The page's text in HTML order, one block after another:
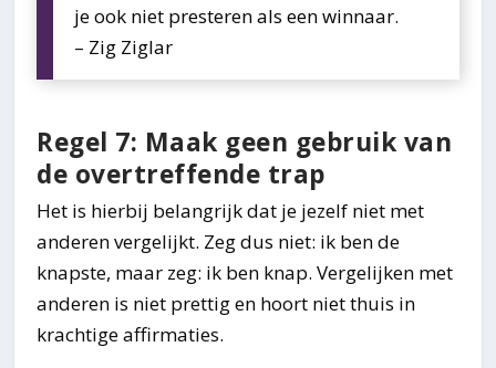
je ook niet presteren als een winnaar.
– Zig Ziglar
Regel 7: Maak geen gebruik van
de overtreffende trap
Het is hierbij belangrijk dat je jezelf niet met
anderen vergelijkt. Zeg dus niet: ik ben de
knapste, maar zeg: ik ben knap. Vergelijken met
anderen is niet prettig en hoort niet thuis in
krachtige affirmaties.